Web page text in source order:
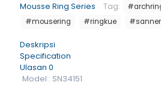
Mousse Ring Series
Tag:
#mousering
#ringkue
Deskripsi
Specification
Ulasan 0
Model : SN34151